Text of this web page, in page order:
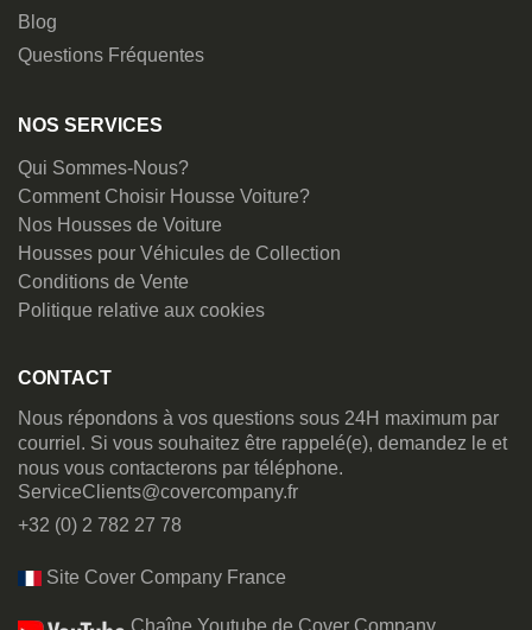
Blog
Questions Fréquentes
NOS SERVICES
Qui Sommes-Nous?
Comment Choisir Housse Voiture?
Nos Housses de Voiture
Housses pour Véhicules de Collection
Conditions de Vente
Politique relative aux cookies
CONTACT
Nous répondons à vos questions sous 24H maximum par
courriel. Si vous souhaitez être rappelé(e), demandez le et
nous vous contacterons par téléphone.
ServiceClients@covercompany.fr
+32 (0) 2 782 27 78
Site Cover Company France
Chaîne Youtube de Cover Company